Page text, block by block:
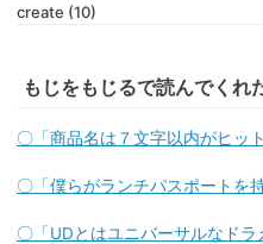
create (10)
もじをもじるで読んでくれ
〇「商品名は７文字以内がヒッ
〇「僕らがランチパスポートを
〇「UDとはユニバーサルなドラ